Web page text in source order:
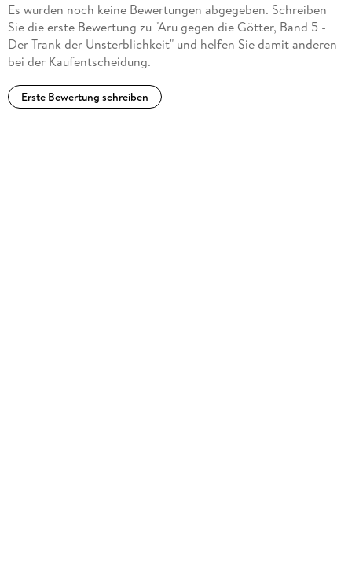
Es wurden noch keine Bewertungen abgegeben. Schreiben
Sie die erste Bewertung zu "Aru gegen die Götter, Band 5 -
Der Trank der Unsterblichkeit" und helfen Sie damit anderen
bei der Kaufentscheidung.
Erste Bewertung schreiben